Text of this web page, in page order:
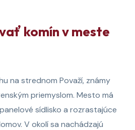
komín v meste
na strednom Považí, známy
priemyslom. Mesto má
sídlisko a rozrastajúce
V okolí sa nachádzajú